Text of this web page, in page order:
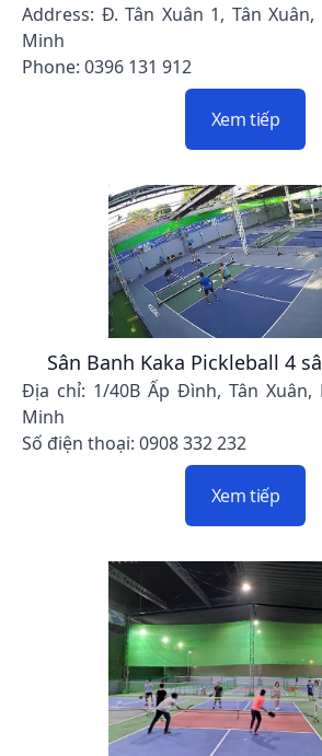
Address: Đ. Tân Xuân 1, Tân
Minh
Phone: 0396 131 912
Xem tiếp
Sân Banh Kaka Pickleball 4
Địa chỉ: 1/40B Ấp Đình, Tân Xuân,
Minh
Số điện thoại: 0908 332 232
Xem tiếp